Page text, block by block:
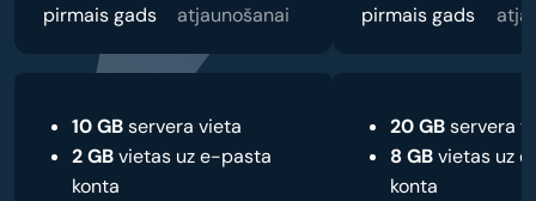
pirmais gads atjaunošanai
10 GBservera vieta
2 GBvietas uz e-pasta
konta
pirmais gads
20 GBservera
8 GBvietas uz
konta